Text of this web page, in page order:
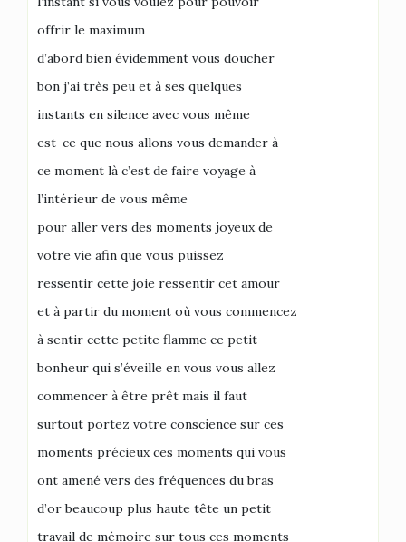
offrir le maximum
d’abord bien évidemment vous doucher
bon j’ai très peu et à ses quelques
instants en silence avec vous même
est-ce que nous allons vous demander à
ce moment là c’est de faire voyage à
l’intérieur de vous même
pour aller vers des moments joyeux de
votre vie afin que vous puissez
ressentir cette joie ressentir cet amour
et à partir du moment où vous commencez
à sentir cette petite flamme ce petit
bonheur qui s’éveille en vous vous allez
commencer à être prêt mais il faut
surtout portez votre conscience sur ces
moments précieux ces moments qui vous
ont amené vers des fréquences du bras
d’or beaucoup plus haute tête un petit
travail de mémoire sur tous ces moments